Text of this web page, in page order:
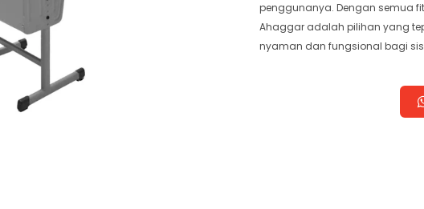
penggunanya. Dengan semua
Ahaggar adalah pilihan yang
nyaman dan fungsional bagi